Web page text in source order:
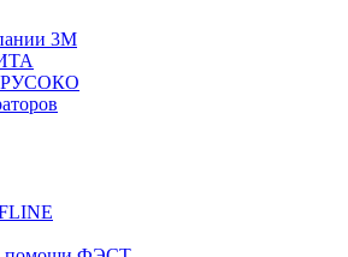
3M
РУСОКО